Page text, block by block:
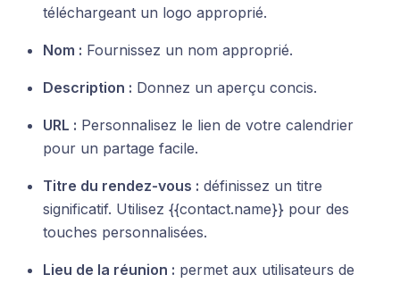
téléchargeant un logo approprié.
Nom : Fournissez un nom approprié.
Description : Donnez un aperçu concis.
URL : Personnalisez le lien de votre calendrier
pour un partage facile.
Titre du rendez-vous : définissez un titre
significatif. Utilisez {{contact.name}} pour des
touches personnalisées.
Lieu de la réunion : permet aux utilisateurs de